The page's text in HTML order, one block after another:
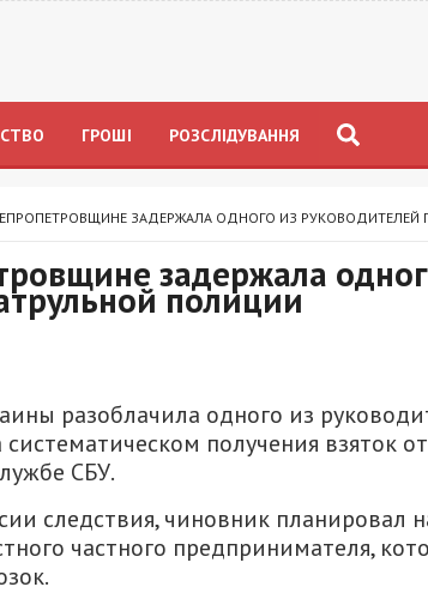
ГРОШІ РОЗСЛІДУВАННЯ
ЗАДЕРЖАЛА ОДНОГО ИЗ РУКОВОДИТЕЛЕЙ
задержала
полиции
разоблачила одного из
получения взяток
СБУ.
следствия, чиновник планировал
частного предпринимателя,